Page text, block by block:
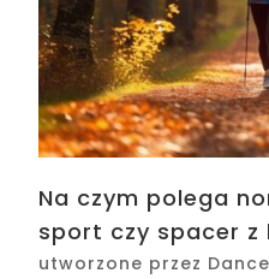
Na czym polega
sport czy spacer z
utworzone przez